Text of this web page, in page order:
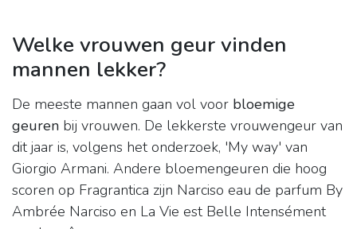
Welke vrouwen geur vinden
mannen lekker?
De meeste mannen gaan vol voor bloemige
geuren bij vrouwen. De lekkerste vrouwengeur van
dit jaar is, volgens het onderzoek, 'My way' van
Giorgio Armani. Andere bloemengeuren die hoog
scoren op Fragrantica zijn Narciso eau de parfum By
Ambrée Narciso en La Vie est Belle Intensément